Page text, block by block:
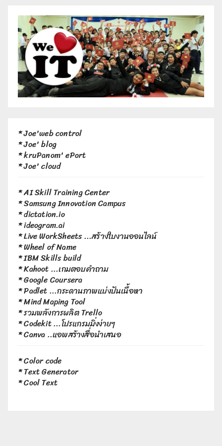
*Joe'web control
*Joe' blog
*kruPanom' ePort
*Joe' cloud
*AI Skill Training Center
*Samsung Innovation Campus
*dictation.io
*ideogram.ai
*Live WorkSheets...สร้างใบงานออนไลน์
*Wheel of Name
*IBM Skills build
*Kahoot...เกมตอบคำถาม
*Google Coursera
*Padlet...กระดานภาพแบ่งปันเนื้อหา
*Mind Maping Tool
*รวมพลังการผลิต Trello
*Codekit...โปรแกรมมิ่งง่ายๆ
*Canva..แอพสร้างสื่อนำเสนอ
*Color code
*Text Generator
*Cool Text